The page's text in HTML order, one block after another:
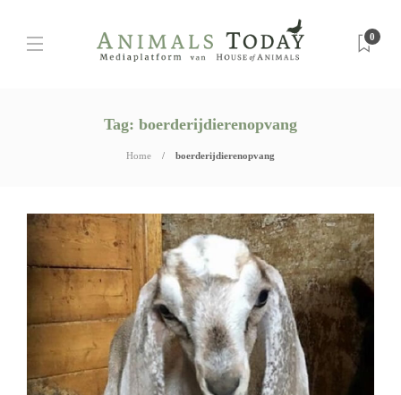
0
Tag: boerderijdierenopvang
Home boerderijdierenopvang